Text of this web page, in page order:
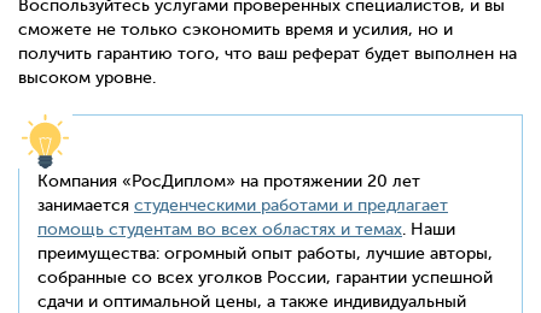
Воспользуйтесь услугами проверенных специалистов, и вы
сможете не только сэкономить время и усилия, но и
получить гарантию того, что ваш реферат будет выполнен на
высоком уровне.
Компания «РосДиплом» на протяжении 20 лет
занимается студенческими работами и предлагает
помощь студентам во всех областях и темах. Наши
преимущества: огромный опыт работы, лучшие авторы,
собранные со всех уголков России, гарантии успешной
сдачи и оптимальной цены, а также индивидуальный